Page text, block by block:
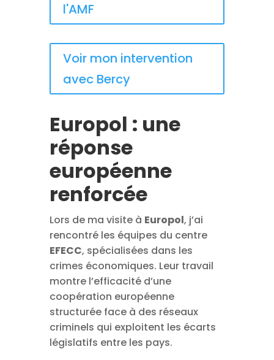
l'AMF
Voir mon intervention
avec Bercy
Europol : une
réponse
européenne
renforcée
Lors de ma visite à Europol, j’ai
rencontré les équipes du centre
EFECC, spécialisées dans les
crimes économiques. Leur travail
montre l’efficacité d’une
coopération européenne
structurée face à des réseaux
criminels qui exploitent les écarts
législatifs entre les pays.